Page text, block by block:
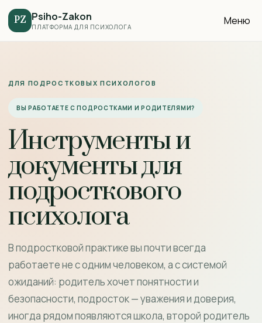
PZ Psiho-Zakon
ПЛАТФОРМА ДЛЯ ПСИХОЛОГА Меню
ДЛЯ ПОДРОСТКОВЫХ ПСИХОЛОГОВ
ВЫ РАБОТАЕТЕ С ПОДРОСТКАМИ И РОДИТЕЛЯМИ?
Инструменты и
документы для
подросткового
психолога
В подростковой практике вы почти всегда
работаете не с одним человеком, а с системой
ожиданий: родитель хочет понятности и
безопасности, подросток — уважения и доверия,
иногда рядом появляются школа, второй родитель